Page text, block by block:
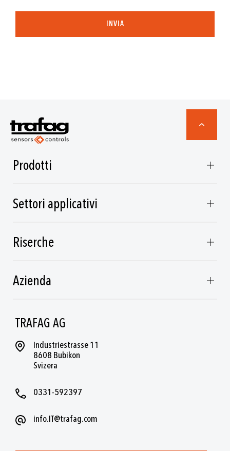
INVIA
TRAFAG AG
Industriestrasse 11
8608 Bubikon
Svizera
0331-592397
info.IT@trafag.com
Prodotti
Settori applicativi
Riserche
Azienda